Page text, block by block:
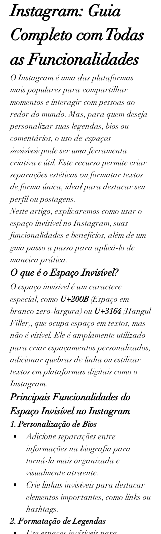
Instagram: Guia
Completo com Todas
as Funcionalidades
O Instagram é uma das plataformas
mais populares para compartilhar
momentos e interagir com pessoas ao
redor do mundo. Mas, para quem deseja
personalizar suas legendas, bios ou
comentários, o uso de espaços
invisíveis pode ser uma ferramenta
criativa e útil. Este recurso permite criar
separações estéticas ou formatar textos
de forma única, ideal para destacar seu
perfil ou postagens.
Neste artigo, explicaremos como usar o
espaço invisível no Instagram, suas
funcionalidades e benefícios, além de um
guia passo a passo para aplicá-lo de
maneira prática.
O que é o Espaço Invisível?
O espaço invisível é um caractere
especial, como U+200B (Espaço em
branco zero-largura) ou U+3164 (Hangul
Filler), que ocupa espaço em textos, mas
não é visível. Ele é amplamente utilizado
para criar espaçamentos personalizados,
adicionar quebras de linha ou estilizar
textos em plataformas digitais como o
Instagram.
Principais Funcionalidades do
Espaço Invisível no Instagram
1. Personalização de Bios
Adicione separações entre
informações na biografia para
torná-la mais organizada e
visualmente atraente.
Crie linhas invisíveis para destacar
elementos importantes, como links ou
hashtags.
2. Formatação de Legendas